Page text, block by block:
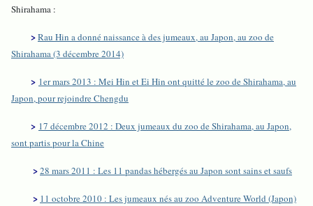
Shirahama :
>Rau Hin a donné naissance à des jumeaux, au Japon, au zoo de
Shirahama (3 décembre 2014)
> 1er mars 2013 : Mei Hin et Ei Hin ont quitté le zoo de Shirahama, au
Japon, pour rejoindre Chengdu
> 17 décembre 2012 : Deux jumeaux du zoo de Shirahama, au Japon,
sont partis pour la Chine
>28 mars 2011 : Les 11 pandas hébergés au Japon sont sains et saufs
> 11 octobre 2010 : Les jumeaux nés au zoo Adventure World (Japon)